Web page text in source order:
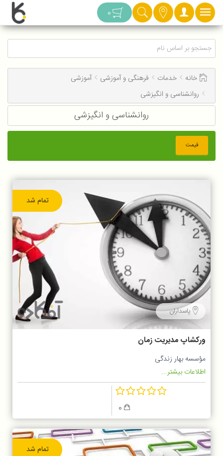
دسته بندی 0
خانه خدمات فرهنگی و آموزشی
آموزشی
روانشناسی و انگیزشی
روانشناسی و انگیزشی
قیمت
تمام شد
پاسداران
ورکشاپ مدیریت زمان
مؤسسه بهار زندگی
اطلاعات بیشتر...
تمام شد